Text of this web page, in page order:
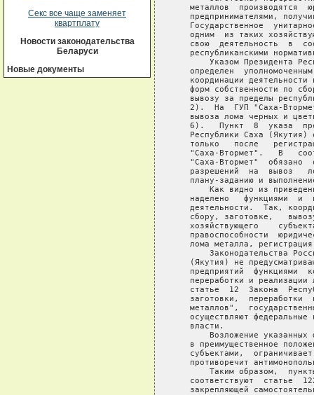
Секс все чаще заменяет
квартплату
Новости законодательства
Беларуси
Новые документы